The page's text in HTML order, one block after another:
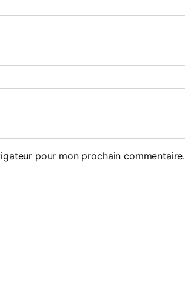
pour mon prochain commentaire.